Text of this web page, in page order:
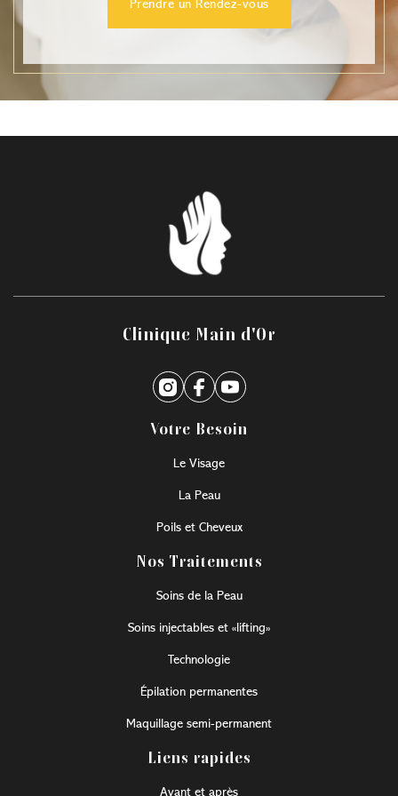
Prendre un Rendez-vous
Clinique Main d'Or
Votre Besoin
Le Visage
La Peau
Poils et Cheveux
Nos Traitements
Soins de la Peau
Soins injectables et «lifting»
Technologie
Épilation permanentes
Maquillage semi-permanent
Liens rapides
Avant et après